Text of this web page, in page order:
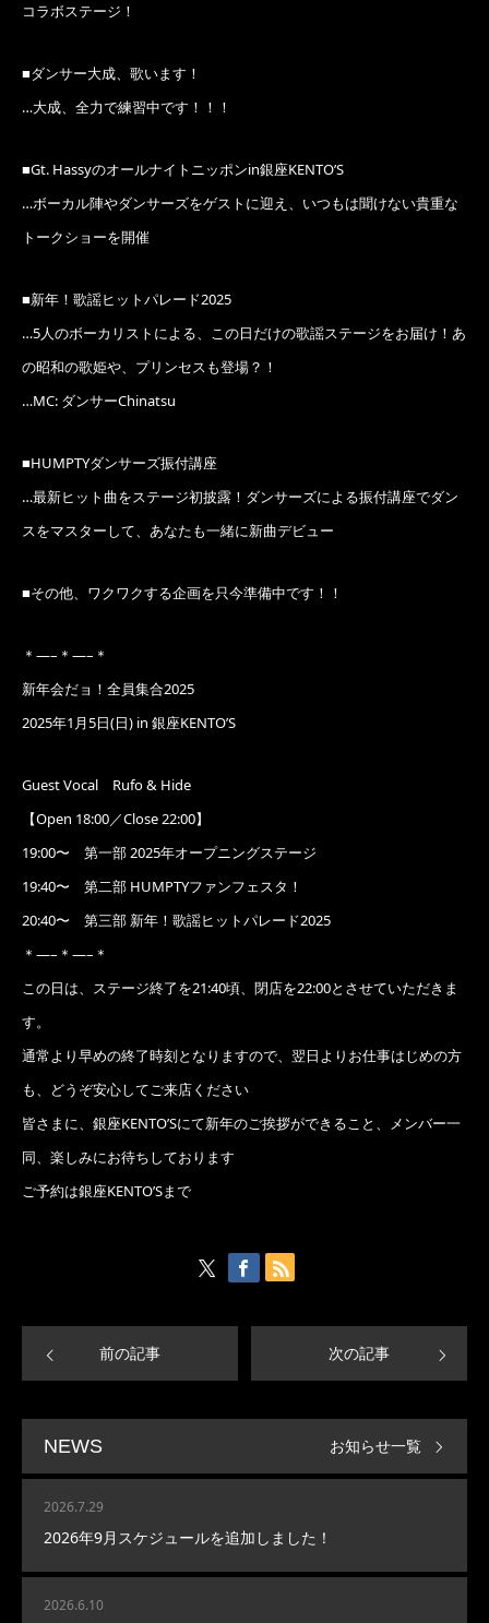
コラボステージ！
■ダンサー大成、歌います！
…大成、全力で練習中です！！！
■Gt. Hassyのオールナイトニッポンin銀座KENTO’S
…ボーカル陣やダンサーズをゲストに迎え、いつもは聞けない貴重な
トークショーを開催
■新年！歌謡ヒットパレード2025
…5人のボーカリストによる、この日だけの歌謡ステージをお届け！あ
の昭和の歌姫や、プリンセスも登場？！
…MC: ダンサーChinatsu
■HUMPTYダンサーズ振付講座
…最新ヒット曲をステージ初披露！ダンサーズによる振付講座でダン
スをマスターして、あなたも一緒に新曲デビュー
■その他、ワクワクする企画を只今準備中です！！
＊—–＊—–＊
新年会だョ！全員集合2025
2025年1月5日(日) in 銀座KENTO’S
Guest Vocal Rufo & Hide
【Open 18:00／Close 22:00】
19:00〜 第一部 2025年オープニングステージ
19:40〜 第二部 HUMPTYファンフェスタ！
20:40〜 第三部 新年！歌謡ヒットパレード2025
＊—–＊—–＊
この日は、ステージ終了を21:40頃、閉店を22:00とさせていただきま
す。
通常より早めの終了時刻となりますので、翌日よりお仕事はじめの方
も、どうぞ安心してご来店ください
皆さまに、銀座KENTO’Sにて新年のご挨拶ができること、メンバー一
同、楽しみにお待ちしております
ご予約は銀座KENTO’Sまで
前の記事 次の記事
NEWS
2026.7.29
2026年9月スケジュールを追加しました！
2026.6.10
お知らせ一覧